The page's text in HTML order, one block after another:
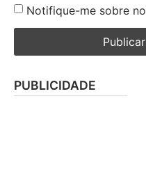
Notifique-me sobre
PUBLICIDADE